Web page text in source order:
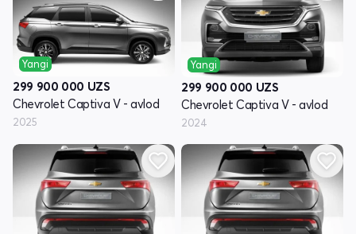
Yangi
299 900 000 UZS
Chevrolet Captiva V - avlod
2025
Yangi
299 900 000 UZS
Chevrolet Captiva V - avlod
2024